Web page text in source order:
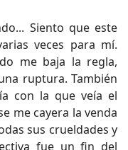
Siento que este
veces para mí.
me baja la regla,
ruptura. También
con la que veía el
me cayera la venda
sus crueldades y
fue un fin del